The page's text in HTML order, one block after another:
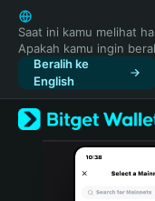
English
日本語
Tiếng Việt
Русский
Español
Türkçe
Italiano
Saat ini kamu melihat
Apakah kamu ingin
Beralih ke
English